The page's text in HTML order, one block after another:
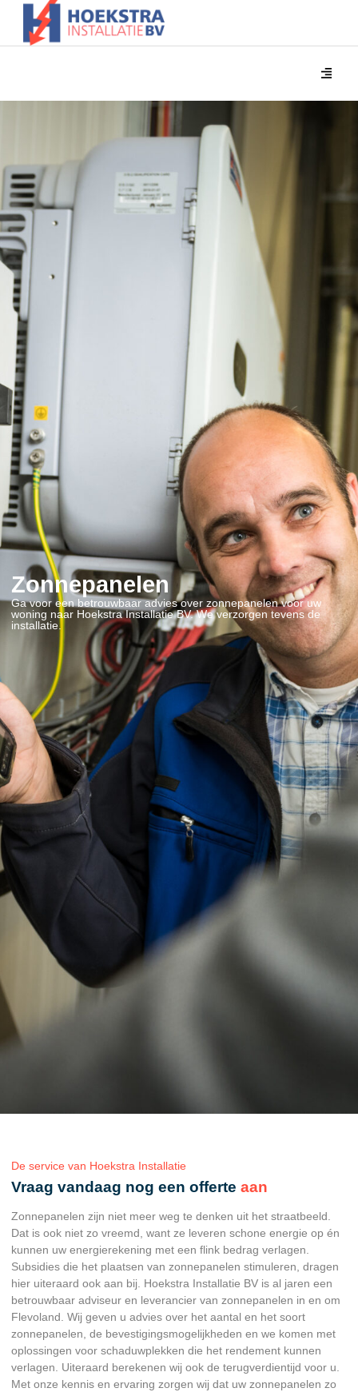
Zonnepanelen
Ga voor een betrouwbaar advies over zonnepanelen voor uw
woning naar Hoekstra Installatie BV. We verzorgen tevens de
installatie.
De service van Hoekstra Installatie
Vraag vandaag nog een offerteaan
Zonnepanelen zijn niet meer weg te denken uit het straatbeeld.
Dat is ook niet zo vreemd, want ze leveren schone energie op én
kunnen uw energierekening met een flink bedrag verlagen.
Subsidies die het plaatsen van zonnepanelen stimuleren, dragen
hier uiteraard ook aan bij. Hoekstra Installatie BV is al jaren een
betrouwbaar adviseur en leverancier van zonnepanelen in en om
Flevoland. Wij geven u advies over het aantal en het soort
zonnepanelen, de bevestigingsmogelijkheden en we komen met
oplossingen voor schaduwplekken die het rendement kunnen
verlagen. Uiteraard berekenen wij ook de terugverdientijd voor u.
Met onze kennis en ervaring zorgen wij dat uw zonnepanelen zo